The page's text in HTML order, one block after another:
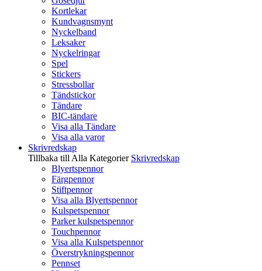
Kortlekar
Kundvagnsmynt
Nyckelband
Leksaker
Nyckelringar
Spel
Stickers
Stressbollar
Tändstickor
Tändare
BIC-tändare
Visa alla Tändare
Visa alla varor
Skrivredskap
Tillbaka till Alla Kategorier Skrivredskap
Blyertspennor
Färgpennor
Stiftpennor
Visa alla Blyertspennor
Kulspetspennor
Parker kulspetspennor
Touchpennor
Visa alla Kulspetspennor
Överstrykningspennor
Pennset